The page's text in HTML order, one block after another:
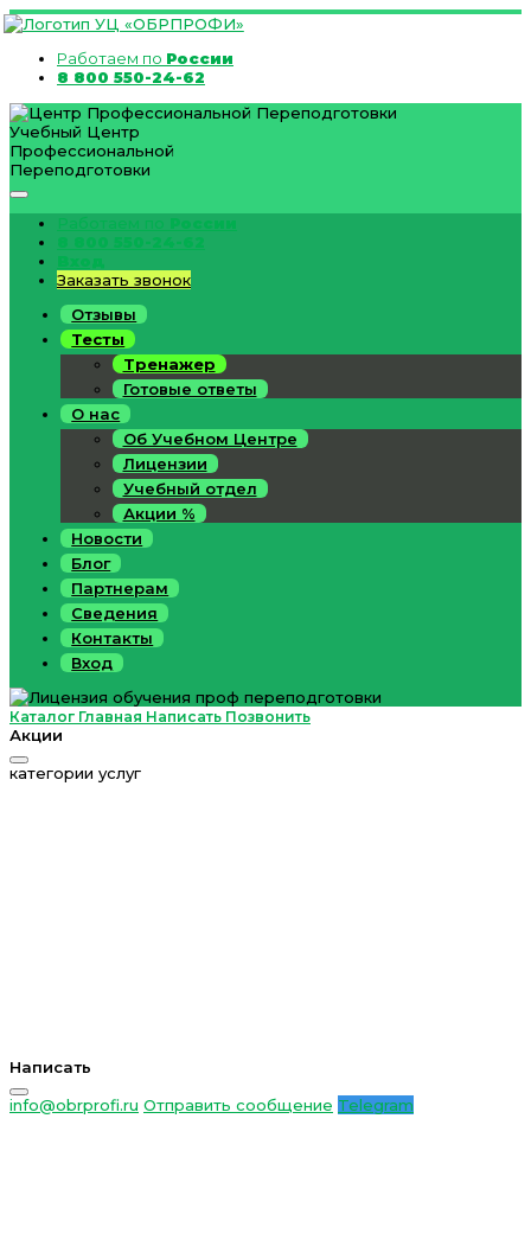
Работаем по России
8 800 550-24-62
Учебный Центр
Профессиональной
Переподготовки
Работаем по России
8 800 550-24-62
Вход
Заказать звонок
Отзывы
Тесты
Тренажер
Готовые ответы
О нас
Об Учебном Центре
Лицензии
Учебный отдел
Акции %
Новости
Блог
Партнерам
Сведения
Контакты
Вход
Каталог Главная Написать Позвонить
Акции
категории услуг
Написать
info@obrprofi.ru Отправить сообщение Telegram